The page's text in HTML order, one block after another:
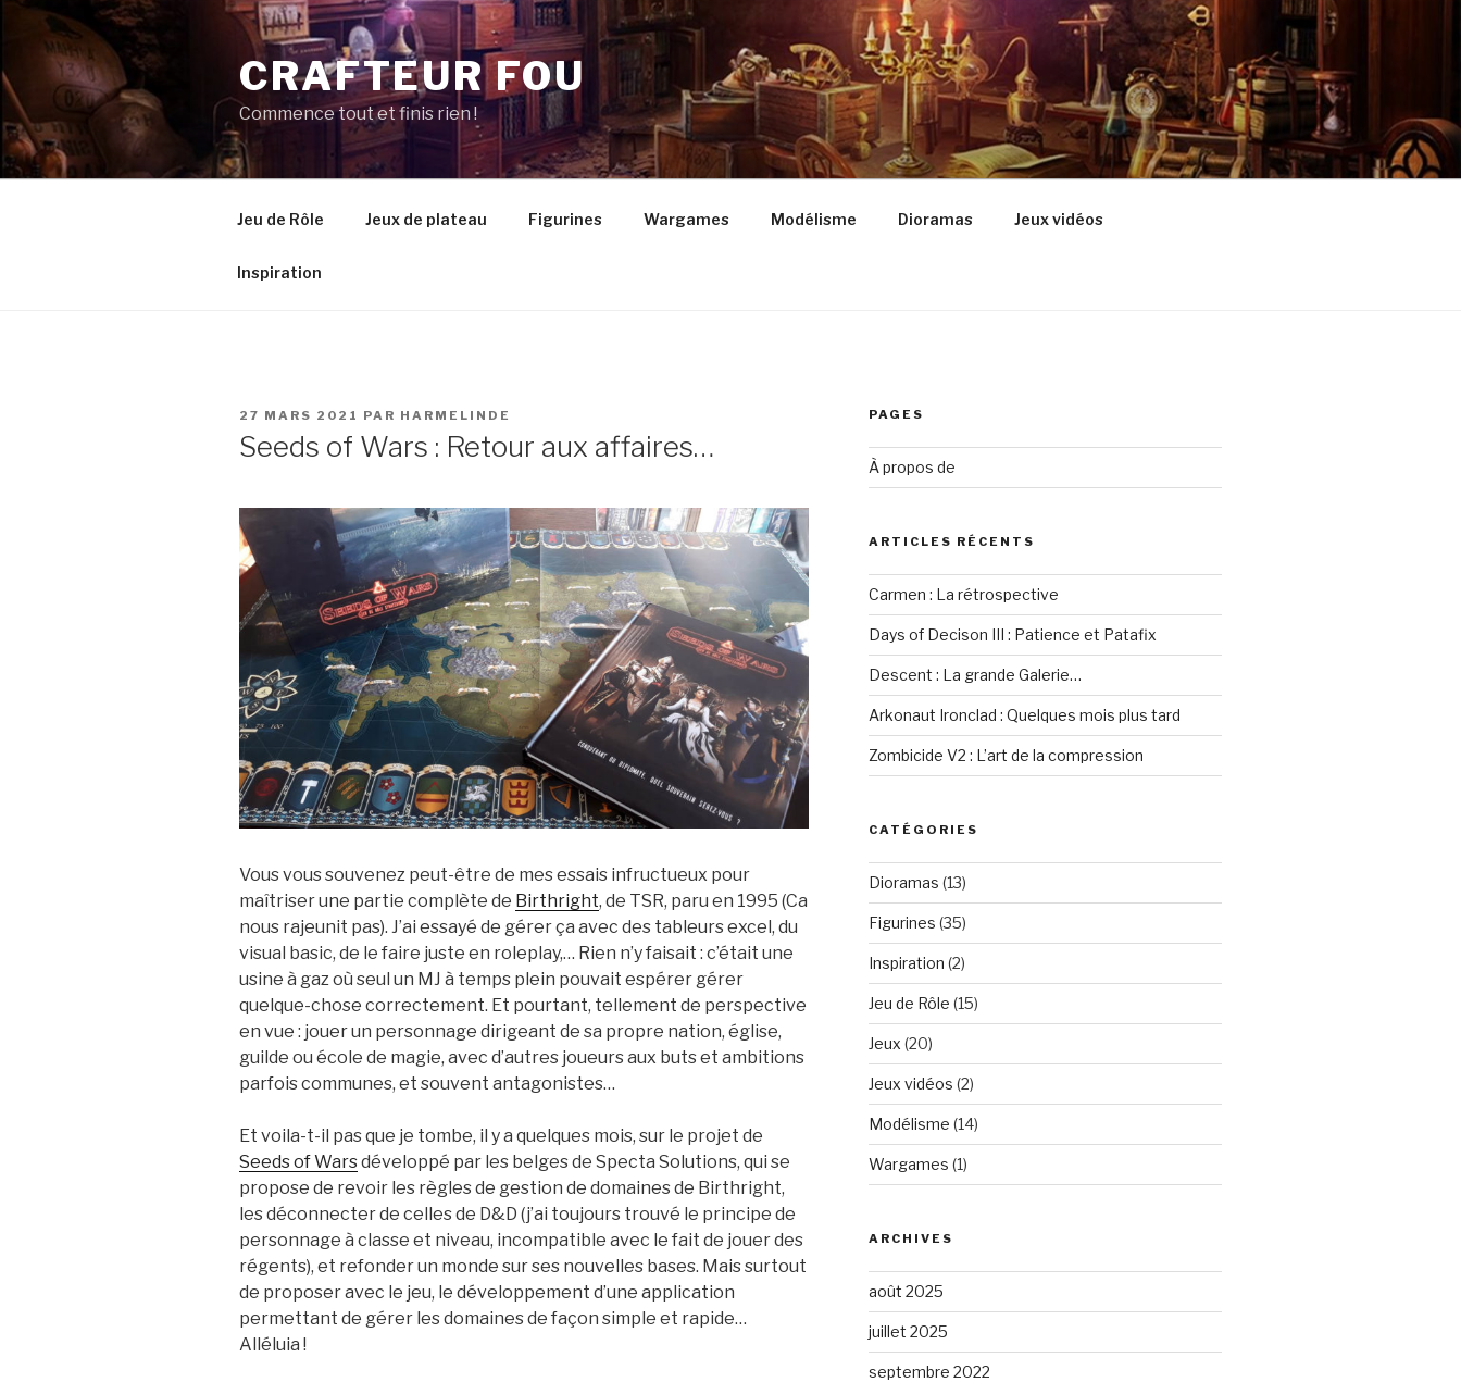
Aller
contenu
principal
CRAFTEUR FOU
Commence tout et finis rien !
Jeu de Rôle Jeux de plateau Figurines Wargames Modélisme Dioramas Jeux vidéos
Inspiration
PUBLIÉ
LE
27 MARS 2021 PAR HARMELINDE
Seeds of Wars : Retour aux affaires…
Vous vous souvenez peut-être de mes essais infructueux pour
maîtriser une partie complète de Birthright, de TSR, paru en 1995 (Ca
nous rajeunit pas). J’ai essayé de gérer ça avec des tableurs excel, du
visual basic, de le faire juste en roleplay,… Rien n’y faisait : c’était une
usine à gaz où seul un MJ à temps plein pouvait espérer gérer
quelque-chose correctement. Et pourtant, tellement de perspective
en vue : jouer un personnage dirigeant de sa propre nation, église,
guilde ou école de magie, avec d’autres joueurs aux buts et ambitions
parfois communes, et souvent antagonistes…
Et voila-t-il pas que je tombe, il y a quelques mois, sur le projet de
Seeds of Warsdéveloppé par les belges de Specta Solutions, qui se
propose de revoir les règles de gestion de domaines de Birthright,
les déconnecter de celles de D&D (j’ai toujours trouvé le principe de
personnage à classe et niveau, incompatible avec le fait de jouer des
régents), et refonder un monde sur ses nouvelles bases. Mais surtout
de proposer avec le jeu, le développement d’une application
permettant de gérer les domaines de façon simple et rapide…
Alléluia !
PAGES
À propos de
ARTICLES RÉCENTS
Carmen : La rétrospective
Days of Decison III : Patience et Patafix
Descent : La grande Galerie…
Arkonaut Ironclad : Quelques mois plus tard
Zombicide V2 : L’art de la compression
CATÉGORIES
Dioramas (13)
Figurines (35)
Inspiration (2)
Jeu de Rôle (15)
Jeux (20)
Jeux vidéos (2)
Modélisme (14)
Wargames (1)
ARCHIVES
août 2025
juillet 2025
septembre 2022